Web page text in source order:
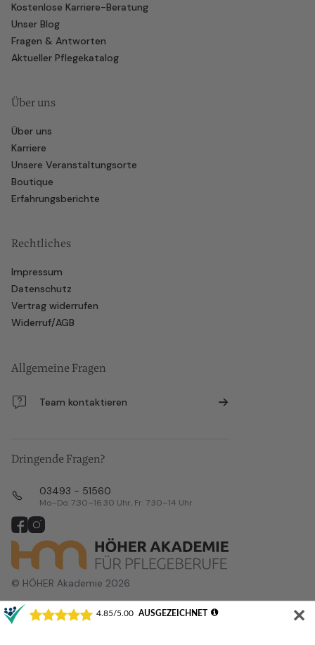
Kostenlose Karriere-Beratung
Unser Blog
Fragen & Antworten
Aktueller Pflegekatalog
Über uns
Über uns
Karriere
Unsere Veranstaltungsorte
Boutique
Erfahrungsberichte
Rechtliches
Impressum
Datenschutz
Vertrag widerrufen
Widerruf/AGB
Allgemeine Fragen
Team kontaktieren
Dringende Fragen?
03493 - 51560
Mo–Do: 7:30–16:30 Uhr, Fr: 7:30–14 Uhr
© HÖHER Akademie 2026
✕